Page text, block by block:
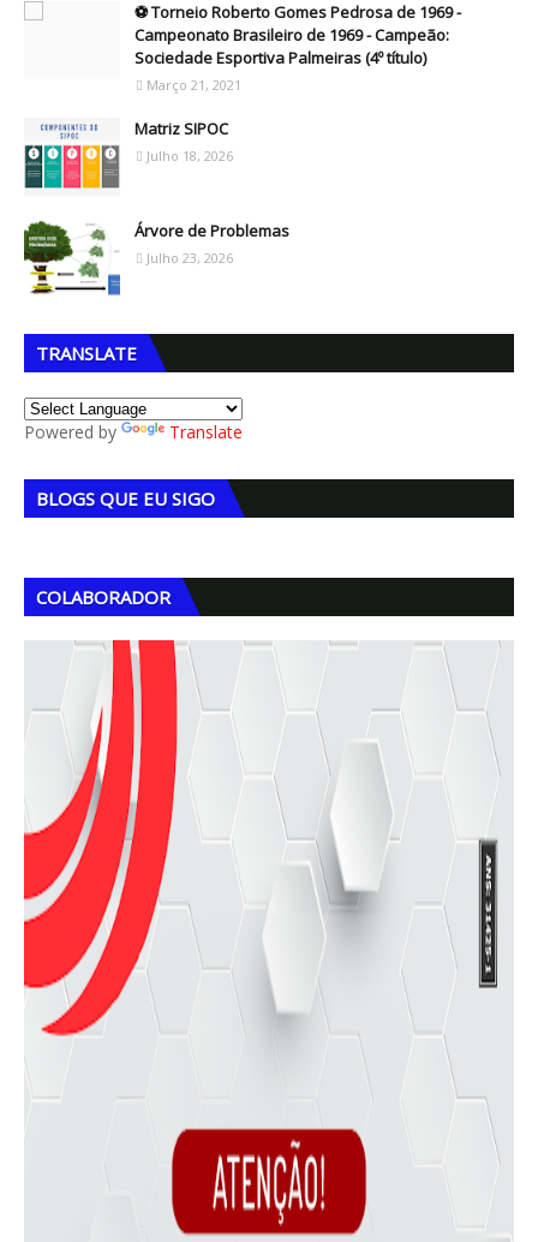
⚽ Torneio Roberto Gomes Pedrosa de 1969 -
Campeonato Brasileiro de 1969 - Campeão:
Sociedade Esportiva Palmeiras (4º título)
Março 21, 2021
Matriz SIPOC
Julho 18, 2026
Árvore de Problemas
Julho 23, 2026
TRANSLATE
Powered by Translate
BLOGS QUE EU SIGO
COLABORADOR